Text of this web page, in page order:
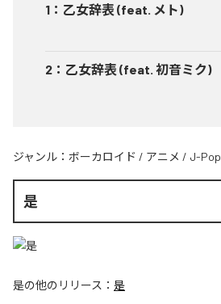
1 ： 乙女辞表 (feat. メト)
2 ： 乙女辞表 (feat. 初音ミク)
ジャンル： ボーカロイド / アニメ / J-Pop
是
是の他のリリース： 是